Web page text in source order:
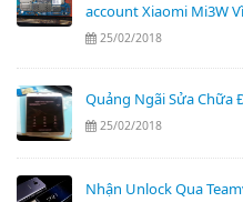
account Xiaomi Mi3W
25/02/2018
Quảng Ngãi Sửa Chữa
25/02/2018
Nhận Unlock Qua